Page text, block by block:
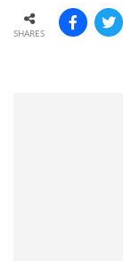
SHARES